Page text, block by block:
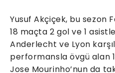
Yusuf Akçiçek, bu sezon
18 maçta 2 gol ve 1
Anderlecht ve Lyon
performansla övgü alan
Jose Mourinho’nun da